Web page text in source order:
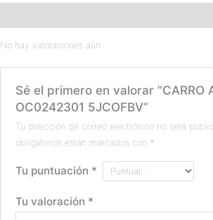
No hay valoraciones aún.
Sé el primero en valorar “CARRO
OC0242301 5JCOFBV”
Tu dirección de correo electrónico no será
obligatorios están marcados con *
Tu puntuación *
Tu valoración *